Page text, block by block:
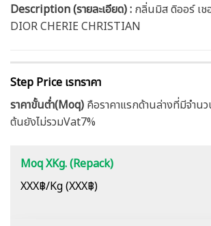
Description (รายละเอียด): กลิ่นมิส ดิออร์ เช
DIOR CHERIE CHRISTIAN
Step Price เรทราคา
ราคาขั้นต่ำ(Moq) คือราคาแรกด้านล่างที่มีจำน
ต้นยังไม่รวมVat7%
Moq XKg. (Repack)
XXX฿/Kg (XXX฿)